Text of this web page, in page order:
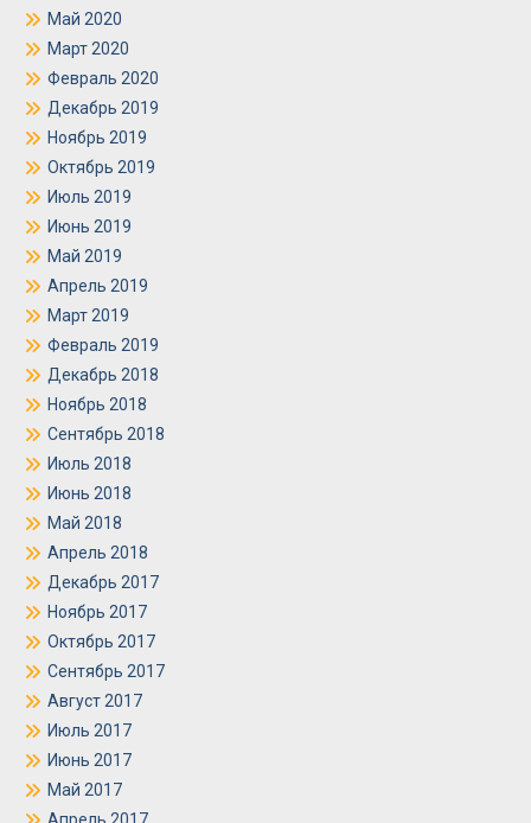
Май 2020
Март 2020
Февраль 2020
Декабрь 2019
Ноябрь 2019
Октябрь 2019
Июль 2019
Июнь 2019
Май 2019
Апрель 2019
Март 2019
Февраль 2019
Декабрь 2018
Ноябрь 2018
Сентябрь 2018
Июль 2018
Июнь 2018
Май 2018
Апрель 2018
Декабрь 2017
Ноябрь 2017
Октябрь 2017
Сентябрь 2017
Август 2017
Июль 2017
Июнь 2017
Май 2017